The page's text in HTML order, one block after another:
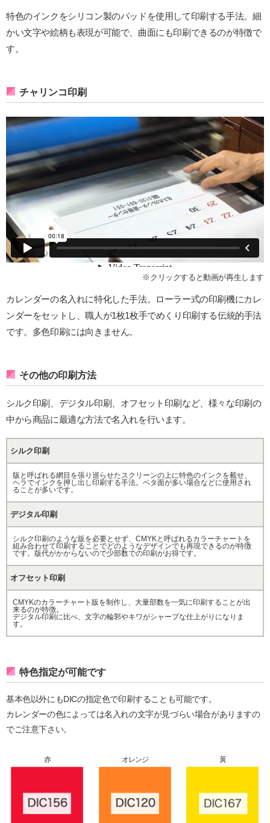
特色のインクをシリコン製のパッドを使用して印刷する手法。細
かい文字や絵柄も表現が可能で、曲面にも印刷できるのが特徴で
す。
チャリンコ印刷
※クリックすると動画が再生します
カレンダーの名入れに特化した手法。ローラー式の印刷機にカレ
ンダーをセットし、職人が1枚1枚手でめくり印刷する伝統的手法
です。多色印刷には向きません。
その他の印刷方法
シルク印刷、デジタル印刷、オフセット印刷など、様々な印刷の
中から商品に最適な方法で名入れを行います。
シルク印刷
版と呼ばれる網目を張り巡らせたスクリーンの上に特色のインクを載せ、
ヘラでインクを押し出し印刷する手法。ベタ面が多い場合などに使用され
ることが多いです。
デジタル印刷
シルク印刷のような販を必要とせず、CMYKと呼ばれるカラーチャートを
組み合わせて印刷することでどのようなデザインでも再現できるのが特徴
です。版代がかからないので少部数での印刷がお得です。
オフセット印刷
CMYKのカラーチャート販を制作し、大量部数を一気に印刷することが出
来るのが特徴。
デジタル印刷に比べ、文字の輪郭やキワがシャープな仕上がりになりま
す。
特色指定が可能です
基本色以外にもDICの指定色で印刷することも可能です。
カレンダーの色によっては名入れの文字が見づらい場合がありますの
でご注意下さい。
赤 オレンジ 黃